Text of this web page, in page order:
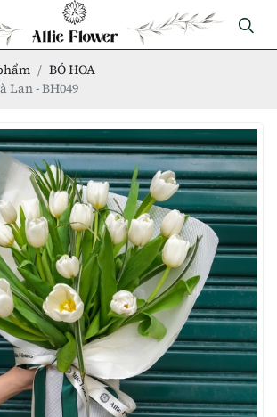
BÓ HOA
Lan - BH049